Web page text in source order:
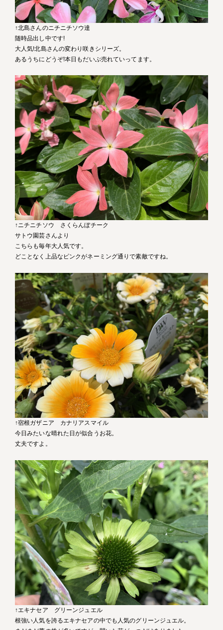
↑北島さんのニチニチソウ達
随時品出し中です!
大人気!北島さんの変わり咲きシリーズ。
あるうちにどうぞ!本日もだいぶ売れていってます。
↑ニチニチソウ さくらんぼチーク
サトウ園芸さんより
こちらも毎年大人気です。
どことなく上品なピンクがネーミング通りで素敵ですね。
↑宿根ガザニア カナリアスマイル
今日みたいな晴れた日が似合うお花。
丈夫ですよ。
↑エキナセア グリーンジュエル
根強い人気を誇るエキナセアの中でも人気のグリーンジュエル。